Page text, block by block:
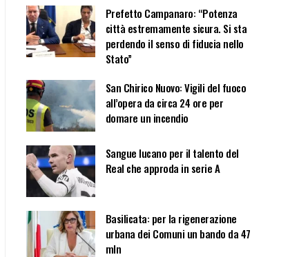
Prefetto Campanaro: “Potenza
città estremamente sicura. Si sta
perdendo il senso di fiducia nello
Stato”
San Chirico Nuovo: Vigili del fuoco
all’opera da circa 24 ore per
domare un incendio
Sangue lucano per il talento del
Real che approda in serie A
Basilicata: per la rigenerazione
urbana dei Comuni un bando da 47
mln